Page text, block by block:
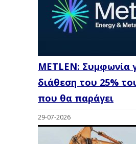
METLEN: Συμφωνία
διάθεση του 25%
που θα παράγει
29-07-2026